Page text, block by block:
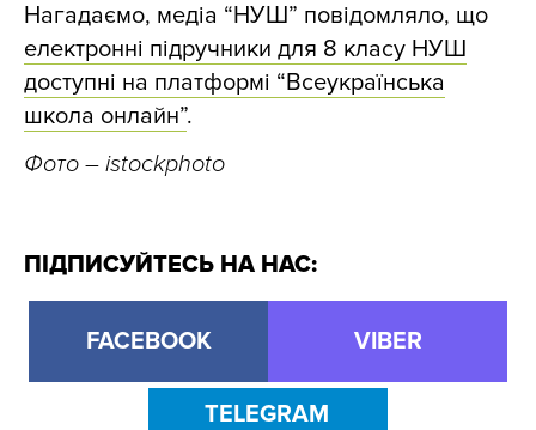
Нагадаємо, медіа “НУШ” повідомляло, що
електронні підручники для 8 класу НУШ
доступні на платформі “Всеукраїнська
школа онлайн”.
Фото – istockphoto
ПІДПИСУЙТЕСЬ НА НАС:
FACEBOOK VIBER
TELEGRAM